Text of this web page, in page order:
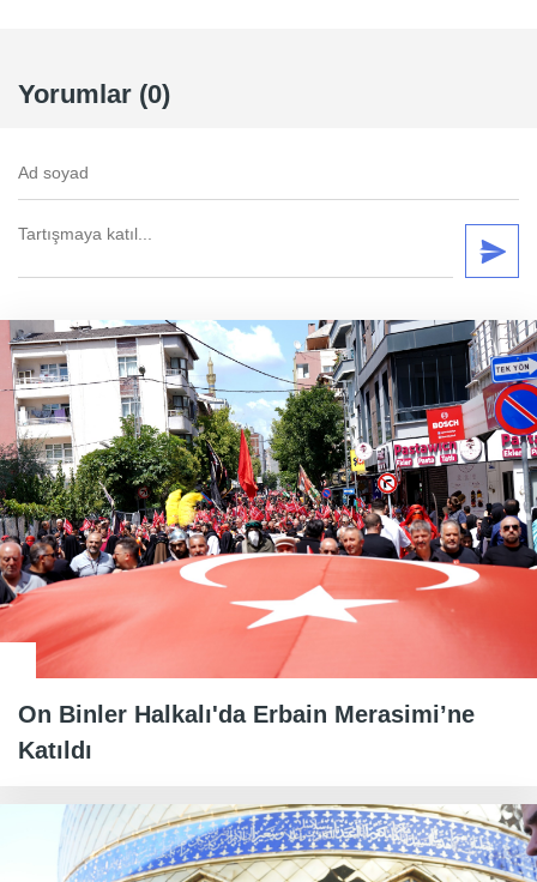
Yorumlar (0)
On Binler Halkalı'da Erbain Merasimi’ne
Katıldı